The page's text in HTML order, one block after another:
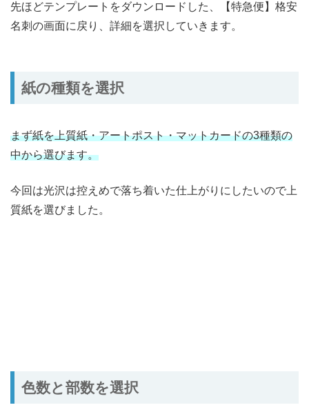
先ほどテンプレートをダウンロードした、【特急便】格安
名刺の画面に戻り、詳細を選択していきます。
紙の種類を選択
まず紙を上質紙・アートポスト・マットカードの3種類の
中から選びます。
今回は光沢は控えめで落ち着いた仕上がりにしたいので上
質紙を選びました。
色数と部数を選択